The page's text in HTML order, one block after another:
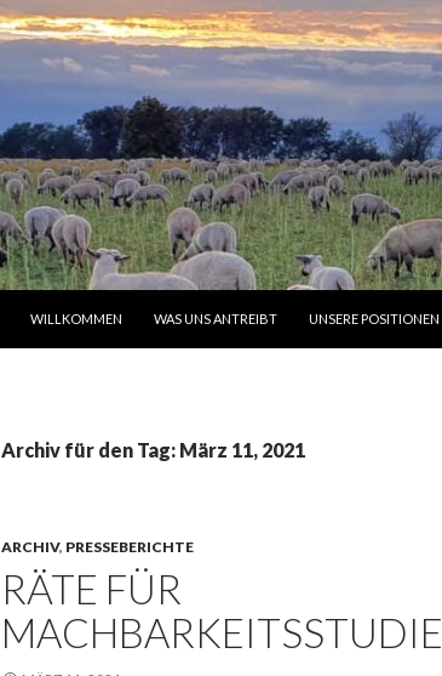
WILLKOMMEN
WAS UNS ANTREIBT UNSERE POSITIONEN
Archiv für den Tag: März 11, 2021
ARCHIV, PRESSEBERICHTE
RÄTE FÜR
MACHBARKEITSSTUDIE